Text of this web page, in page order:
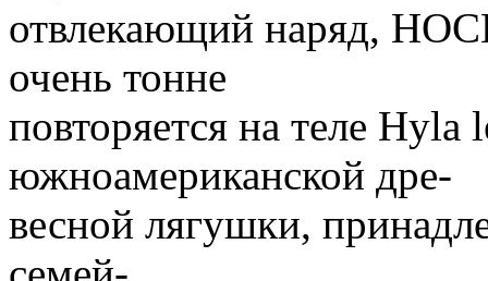
отвлекающий наряд,
очень тонне
повторяется на теле Hyla
южноамериканской дре-
весной лягушки,